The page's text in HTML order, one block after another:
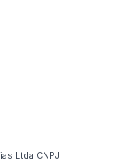
Ltda CNPJ